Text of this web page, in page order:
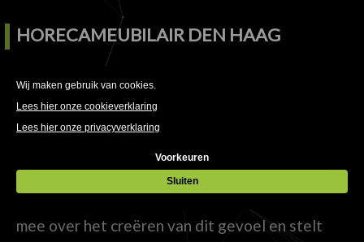
HORECAMEUBILAIR DEN HAAG
Tegenwoordig draait het in een (horeca)zaak
Welke sfeer straalt uw zaak uit en past deze bij
uw doelgroep? HorecaMeubilair denkt met u
mee over het creëren van dit gevoel en stelt